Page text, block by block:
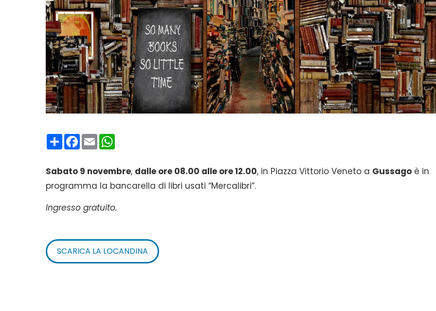
CondividiFacebook
Email
Sabato 9 novembre, dalle ore 08.00 alle ore 12.00, in Piazza Vittorio Veneto a Gussago è in
programma la bancarella di libri usati “Mercalibri”.
Ingresso gratuito.
SCARICA LA LOCANDINA